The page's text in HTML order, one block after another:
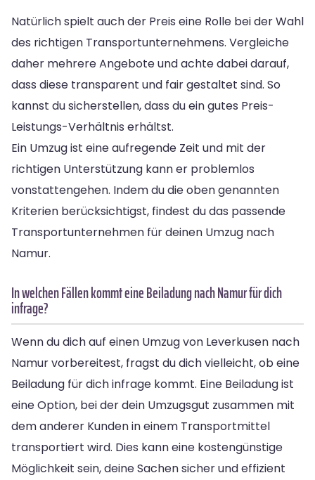
Natürlich spielt auch der Preis eine Rolle bei der Wahl
des richtigen Transportunternehmens. Vergleiche
daher mehrere Angebote und achte dabei darauf,
dass diese transparent und fair gestaltet sind. So
kannst du sicherstellen, dass du ein gutes Preis-
Leistungs-Verhältnis erhältst.
Ein Umzug ist eine aufregende Zeit und mit der
richtigen Unterstützung kann er problemlos
vonstattengehen. Indem du die oben genannten
Kriterien berücksichtigst, findest du das passende
Transportunternehmen für deinen Umzug nach
Namur.
In welchen Fällen kommt eine Beiladung nach Namur für dich
infrage?
Wenn du dich auf einen Umzug von Leverkusen nach
Namur vorbereitest, fragst du dich vielleicht, ob eine
Beiladung für dich infrage kommt. Eine Beiladung ist
eine Option, bei der dein Umzugsgut zusammen mit
dem anderer Kunden in einem Transportmittel
transportiert wird. Dies kann eine kostengünstige
Möglichkeit sein, deine Sachen sicher und effizient